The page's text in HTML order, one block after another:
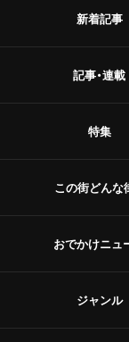
新着記事
記事・連載
特集
この街どんな
おでかけニュ
ジャンル